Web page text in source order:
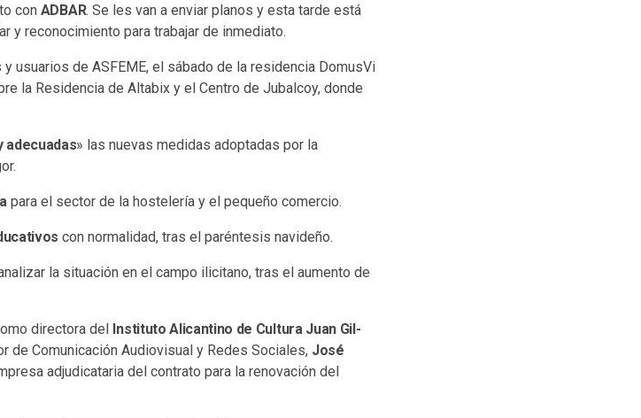
con ADBAR. Se les van a enviar planos y esta tarde está
y reconocimiento para trabajar de inmediato.
y usuarios de ASFEME, el sábado de la residencia DomusVi
la Residencia de Altabix y el Centro de Jubalcoy, donde
adecuadas» las nuevas medidas adoptadas por la
para el sector de la hostelería y el pequeño comercio.
con normalidad, tras el paréntesis navideño.
la situación en el campo ilicitano, tras el aumento de
directora del Instituto Alicantino de Cultura Juan Gil-
Comunicación Audiovisual y Redes Sociales, José
adjudicataria del contrato para la renovación del